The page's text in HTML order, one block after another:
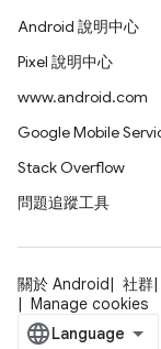
Android 說明中心
Pixel 說明中心
www.android.com
Google Mobile
Stack Overflow
問題追蹤工具
關於 Android 社群
Manage cookies